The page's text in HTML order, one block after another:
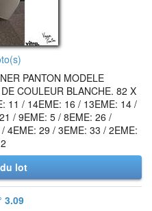
PANTON MODELE
COULEUR BLANCHE. 82 X
11 / 14EME: 16 / 13EME: 14 /
/ 9EME: 5 / 8EME: 26 /
4EME: 29 / 3EME: 33 / 2EME:
lot
3.09